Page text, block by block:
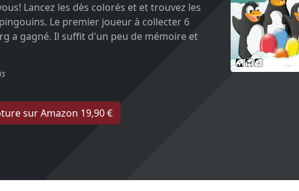
Lancez les dès colorés et et trouvez les
Le premier joueur à collecter 6
a gagné. Il suffit d'un peu de mémoire et
sur Amazon 19,90 €